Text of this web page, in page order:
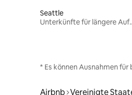
Seattle
* Es können Ausnahmen
Airbnb Vereinigte